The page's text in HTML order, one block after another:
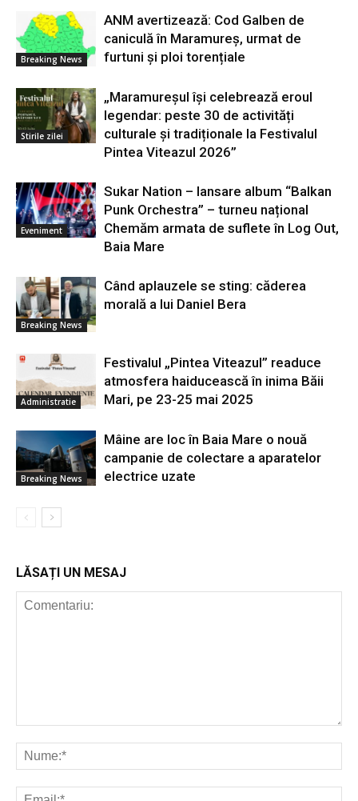
Breaking News
ANM avertizează: Cod Galben de
caniculă în Maramureș, urmat de
furtuni și ploi torențiale
Stirile zilei
„Maramureșul își celebrează eroul
legendar: peste 30 de activități
culturale și tradiționale la Festivalul
Pintea Viteazul 2026”
Eveniment
Sukar Nation – lansare album “Balkan
Punk Orchestra” – turneu național
Chemăm armata de suflete în Log Out,
Baia Mare
Breaking News
Când aplauzele se sting: căderea
morală a lui Daniel Bera
Administratie
Festivalul „Pintea Viteazul” readuce
atmosfera haiducească în inima Băii
Mari, pe 23-25 mai 2025
Breaking News
Mâine are loc în Baia Mare o nouă
campanie de colectare a aparatelor
electrice uzate
LĂSAȚI UN MESAJ